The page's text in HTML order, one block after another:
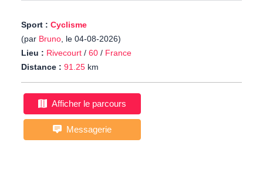
Sport : Cyclisme
(par Bruno, le 04-08-2026)
Lieu : Rivecourt / 60 / France
Distance : 91.25 km
Afficher le parcours
Messagerie